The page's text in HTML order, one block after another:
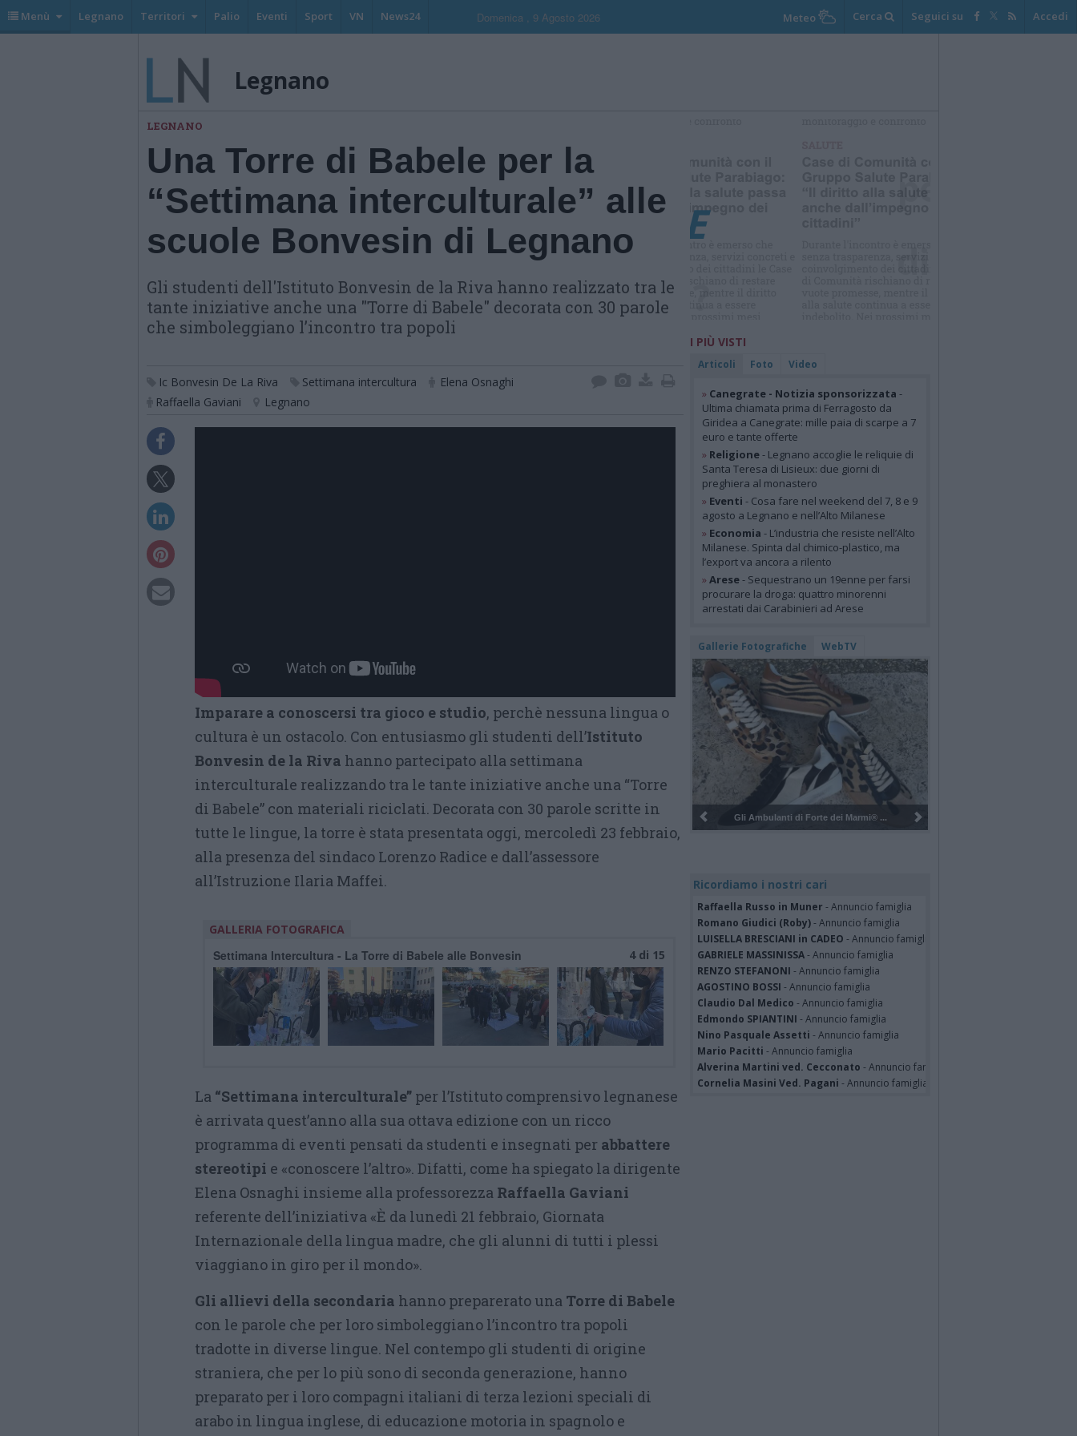
Menù Legnano Territori Palio Eventi Sport VN News24 Domenica , 9 Agosto 2026 Meteo Cerca Seguici su Accedi
Legnano
LEGNANO
Una Torre di Babele per la
“Settimana interculturale” alle
scuole Bonvesin di Legnano
Gli studenti dell'Istituto Bonvesin de la Riva hanno realizzato tra le
tante iniziative anche una "Torre di Babele" decorata con 30 parole
che simboleggiano l’incontro tra popoli
Ic Bonvesin De La Riva Settimana intercultura
Elena Osnaghi
Raffaella Gaviani
Legnano
Imparare a conoscersi tra gioco e studio, perchè nessuna lingua o
cultura è un ostacolo. Con entusiasmo gli studenti dell’Istituto
Bonvesin de la Riva hanno partecipato alla settimana
interculturale realizzando tra le tante iniziative anche una “Torre
di Babele” con materiali riciclati. Decorata con 30 parole scritte in
tutte le lingue, la torre è stata presentata oggi, mercoledì 23 febbraio,
alla presenza del sindaco Lorenzo Radice e dall’assessore
all’Istruzione Ilaria Maffei.
GALLERIA FOTOGRAFICA
Settimana Intercultura - La Torre di Babele alle Bonvesin 4 di 15
La “Settimana interculturale” per l’Istituto comprensivo legnanese
è arrivata quest’anno alla sua ottava edizione con un ricco
programma di eventi pensati da studenti e insegnati per abbattere
stereotipi e «conoscere l’altro». Difatti, come ha spiegato la dirigente
Elena Osnaghi insieme alla professorezza Raffaella Gaviani
referente dell’iniziativa «È da lunedì 21 febbraio, Giornata
Internazionale della lingua madre, che gli alunni di tutti i plessi
viaggiano in giro per il mondo».
Gli allievi della secondaria hanno preparerato una Torre di Babele
con le parole che per loro simboleggiano l’incontro tra popoli
tradotte in diverse lingue. Nel contempo gli studenti di origine
straniera, che per lo più sono di seconda generazione, hanno
preparato per i loro compagni italiani di terza lezioni speciali di
arabo in lingua inglese, di educazione motoria in spagnolo e
I PIÙ VISTI
Articoli Foto Video
» Canegrate - Notizia sponsorizzata -
Ultima chiamata prima di Ferragosto da
Giridea a Canegrate: mille paia di scarpe a 7
euro e tante offerte
» Religione- Legnano accoglie le reliquie di
Santa Teresa di Lisieux: due giorni di
preghiera al monastero
» Eventi - Cosa fare nel weekend del 7, 8 e 9
agosto a Legnano e nell’Alto Milanese
» Economia - L’industria che resiste nell’Alto
Milanese. Spinta dal chimico-plastico, ma
l’export va ancora a rilento
» Arese- Sequestrano un 19enne per farsi
procurare la droga: quattro minorenni
arrestati dai Carabinieri ad Arese
Gallerie Fotografiche WebTV
Pulizia del bosco del Rugareto a ...
Ricordiamo i nostri cari
Raffaella Russo in Muner - Annuncio famiglia
Romano Giudici (Roby)- Annuncio famiglia
LUISELLA BRESCIANI in CADEO - Annuncio famiglia
GABRIELE MASSINISSA- Annuncio famiglia
RENZO STEFANONI - Annuncio famiglia
AGOSTINO BOSSI - Annuncio famiglia
Claudio Dal Medico - Annuncio famiglia
Edmondo SPIANTINI - Annuncio famiglia
Nino Pasquale Assetti - Annuncio famiglia
Mario Pacitti - Annuncio famiglia
Alverina Martini ved. Cecconato - Annuncio famiglia
Cornelia Masini Ved. Pagani - Annuncio famiglia